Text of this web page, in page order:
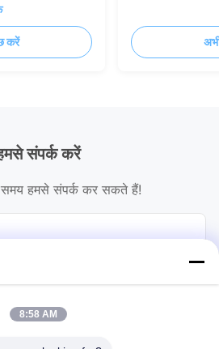
करें
संपर्क करें
हमसे संपर्क कर सकते हैं!
8:58 AM